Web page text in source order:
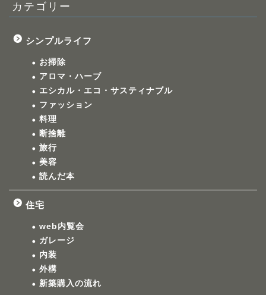
カテゴリー
シンプルライフ
お掃除
アロマ・ハーブ
エシカル・エコ・サスティナブル
ファッション
料理
断捨離
旅行
美容
読んだ本
住宅
web内覧会
ガレージ
内装
外構
新築購入の流れ